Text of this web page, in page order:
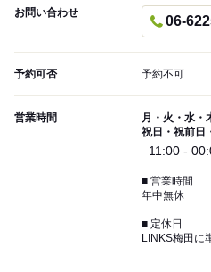
お問い合わせ
06-
予約可否 予約不可
営業時間
月・火・水・
祝日・祝前日
11:00 -
■ 営業時間
年中無休
■ 定休日
LINKS梅田に